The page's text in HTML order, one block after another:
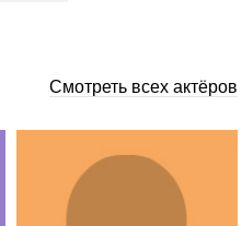
Смотреть всех актёров